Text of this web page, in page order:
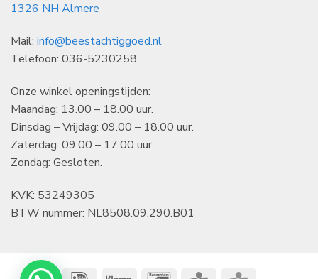
1326 NH Almere
Mail: info@beestachtiggoed.nl
Telefoon: 036-5230258
Onze winkel openingstijden:
Maandag: 13.00 – 18.00 uur.
Dinsdag – Vrijdag: 09.00 – 18.00 uur.
Zaterdag: 09.00 – 17.00 uur.
Zondag: Gesloten.
KVK: 53249305
BTW nummer: NL8508.09.290.B01